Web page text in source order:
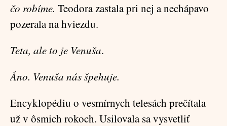
čo robíme. Teodora zastala pri nej a nechápavo
pozerala na hviezdu.
Teta, ale to je Venuša.
Áno. Venuša nás špehuje.
Encyklopédiu o vesmírnych telesách prečítala
už v ôsmich rokoch. Usilovala sa vysvetliť